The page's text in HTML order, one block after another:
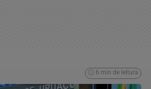
6 min de leitura